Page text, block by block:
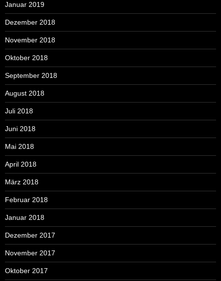
Januar 2019
Dezember 2018
November 2018
Oktober 2018
September 2018
August 2018
Juli 2018
Juni 2018
Mai 2018
April 2018
März 2018
Februar 2018
Januar 2018
Dezember 2017
November 2017
Oktober 2017